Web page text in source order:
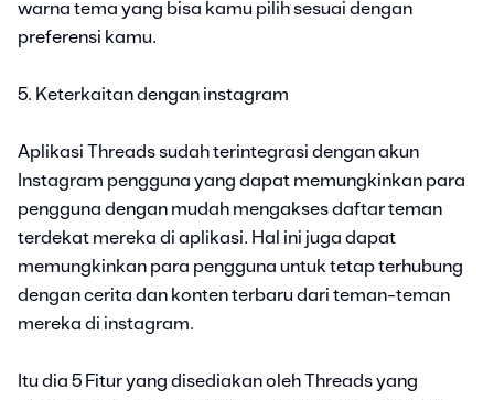
warna tema yang bisa kamu pilih sesuai dengan
preferensi kamu.
5. Keterkaitan dengan instagram
Aplikasi Threads sudah terintegrasi dengan akun
Instagram pengguna yang dapat memungkinkan para
pengguna dengan mudah mengakses daftar teman
terdekat mereka di aplikasi. Hal ini juga dapat
memungkinkan para pengguna untuk tetap terhubung
dengan cerita dan konten terbaru dari teman-teman
mereka di instagram.
Itu dia 5 Fitur yang disediakan oleh Threads yang